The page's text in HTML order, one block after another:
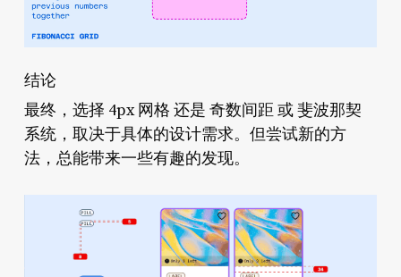
结论
最终，选择 4px 网格 还是 奇数间距 或 斐波那契
系统，取决于具体的设计需求。但尝试新的方
法，总能带来一些有趣的发现。